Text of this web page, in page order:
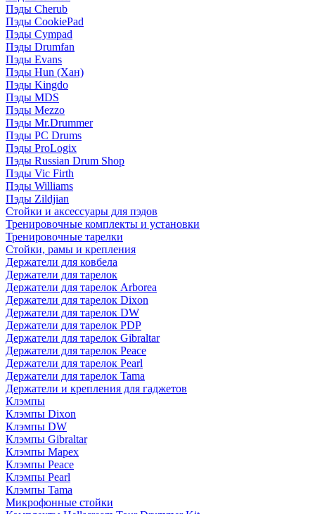
Пэды Cherub
Пэды CookiePad
Пэды Cympad
Пэды Drumfan
Пэды Evans
Пэды Hun (Хан)
Пэды Kingdo
Пэды MDS
Пэды Mezzo
Пэды Mr.Drummer
Пэды PC Drums
Пэды ProLogix
Пэды Russian Drum Shop
Пэды Vic Firth
Пэды Williams
Пэды Zildjian
Стойки и аксессуары для пэдов
Тренировочные комплекты и установки
Тренировочные тарелки
Стойки, рамы и крепления
Держатели для ковбела
Держатели для тарелок
Держатели для тарелок Arborea
Держатели для тарелок Dixon
Держатели для тарелок DW
Держатели для тарелок PDP
Держатели для тарелок Gibraltar
Держатели для тарелок Peace
Держатели для тарелок Pearl
Держатели для тарелок Tama
Держатели и крепления для гаджетов
Клэмпы
Клэмпы Dixon
Клэмпы DW
Клэмпы Gibraltar
Клэмпы Mapex
Клэмпы Peace
Клэмпы Pearl
Клэмпы Tama
Микрофонные стойки